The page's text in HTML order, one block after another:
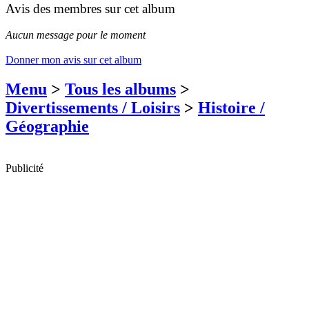
Avis des membres sur cet album
Aucun message pour le moment
Donner mon avis sur cet album
Menu > Tous les albums >
Divertissements / Loisirs > Histoire /
Géographie
Publicité